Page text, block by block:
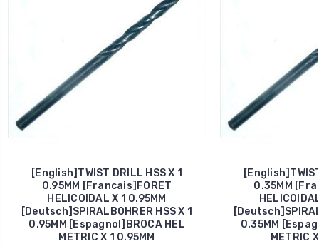
[English]TWIST DRILL HSS X 1
0.95MM [Francais]FORET
HELICOIDAL X 1 0.95MM
[Deutsch]SPIRALBOHRER HSS X 1
0.95MM [Espagnol]BROCA HEL
METRIC X 1 0.95MM
0.35MM
0.35MM
METRIC